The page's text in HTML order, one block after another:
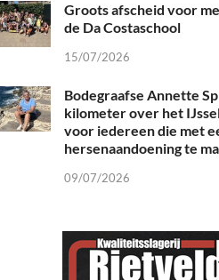
Groots afscheid voor
de Da Costaschool
15/07/2026
Bodegraafse Annette
kilometer over het
voor iedereen die met
hersenaandoening te
09/07/2026